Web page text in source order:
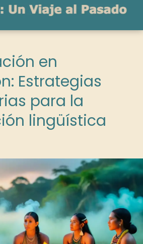
en
Estrategias
para la
lingüística